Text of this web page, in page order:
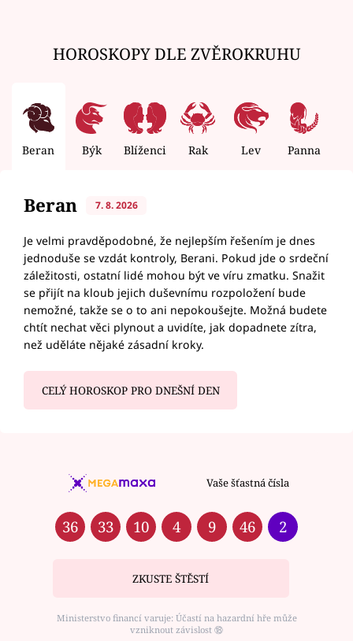
HOROSKOPY DLE ZVĚROKRUHU
Beran Býk Blíženci Rak Lev Panna
Beran 7. 8. 2026
Je velmi pravděpodobné, že nejlepším řešením je dnes
jednoduše se vzdát kontroly, Berani. Pokud jde o srdeční
záležitosti, ostatní lidé mohou být ve víru zmatku. Snažit
se přijít na kloub jejich duševnímu rozpoložení bude
nemožné, takže se o to ani nepokoušejte. Možná budete
chtít nechat věci plynout a uvidíte, jak dopadnete zítra,
než uděláte nějaké zásadní kroky.
CELÝ HOROSKOP PRO DNEŠNÍ DEN
Vaše šťastná čísla
36 33 10 4 9 46 2
ZKUSTE ŠTĚSTÍ
Ministerstvo financí varuje: Účastí na hazardní hře může
vzniknout závislost ⑱